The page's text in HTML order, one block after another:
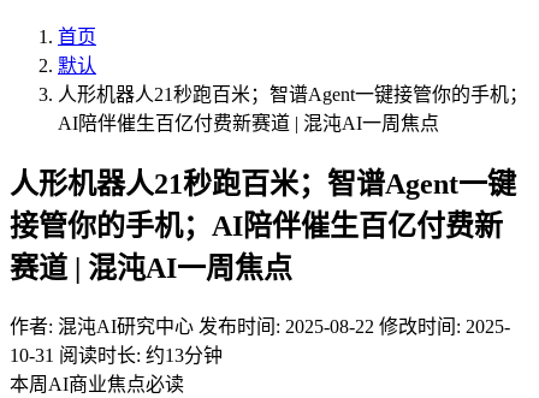
首页
默认
人形机器人21秒跑百米；智谱Agent一键接管你的手机；
AI陪伴催生百亿付费新赛道 | 混沌AI一周焦点
人形机器人21秒跑百米；智谱Agent一键
接管你的手机；AI陪伴催生百亿付费新
赛道 | 混沌AI一周焦点
作者: 混沌AI研究中心 发布时间: 2025-08-22 修改时间: 2025-
10-31 阅读时长: 约13分钟
本周AI商业焦点必读